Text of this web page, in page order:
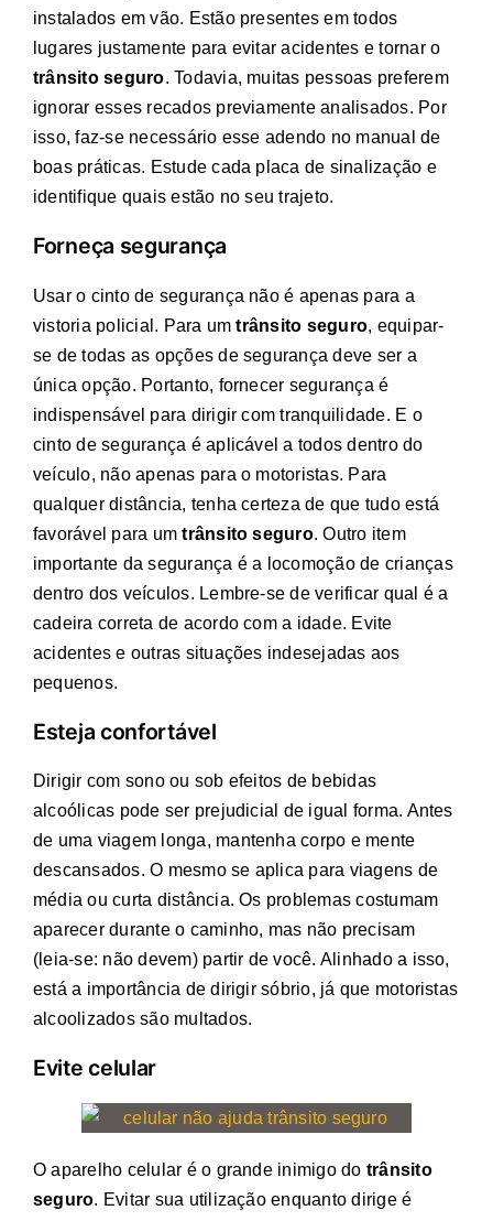
instalados em vão. Estão presentes em todos
lugares justamente para evitar acidentes e tornar o
trânsito seguro. Todavia, muitas pessoas preferem
ignorar esses recados previamente analisados. Por
isso, faz-se necessário esse adendo no manual de
boas práticas. Estude cada placa de sinalização e
identifique quais estão no seu trajeto.
Forneça segurança
Usar o cinto de segurança não é apenas para a
vistoria policial. Para umtrânsito seguro, equipar-
se de todas as opções de segurança deve ser a
única opção. Portanto, fornecer segurança é
indispensável para dirigir com tranquilidade. E o
cinto de segurança é aplicável a todos dentro do
veículo, não apenas para o motoristas. Para
qualquer distância, tenha certeza de que tudo está
favorável para umtrânsito seguro. Outro item
importante da segurança é a locomoção de crianças
dentro dos veículos. Lembre-se de verificar qual é a
cadeira correta de acordo com a idade. Evite
acidentes e outras situações indesejadas aos
pequenos.
Esteja confortável
Dirigir com sono ou sob efeitos de bebidas
alcoólicas pode ser prejudicial de igual forma. Antes
de uma viagem longa, mantenha corpo e mente
descansados. O mesmo se aplica para viagens de
média ou curta distância. Os problemas costumam
aparecer durante o caminho, mas não precisam
(leia-se: não devem) partir de você. Alinhado a isso,
está a importância de dirigir sóbrio, já que motoristas
alcoolizados são multados.
Evite celular
O aparelho celular é o grande inimigo do trânsito
seguro. Evitar sua utilização enquanto dirige é